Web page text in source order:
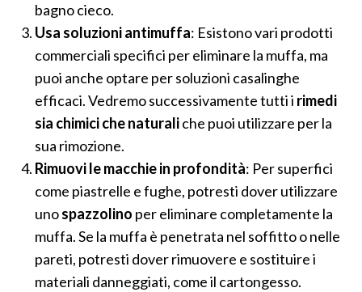
bagno cieco.
Usa soluzioni antimuffa: Esistono vari prodotti
commerciali specifici per eliminare la muffa, ma
puoi anche optare per soluzioni casalinghe
efficaci. Vedremo successivamente tutti i rimedi
sia chimici che naturaliche puoi utilizzare per la
sua rimozione.
Rimuovi le macchie in profondità: Per superfici
come piastrelle e fughe, potresti dover utilizzare
unospazzolino per eliminare completamente la
muffa. Se la muffa è penetrata nel soffitto o nelle
pareti, potresti dover rimuovere e sostituire i
materiali danneggiati, come il cartongesso.